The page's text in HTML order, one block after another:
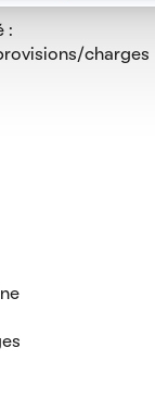
:
charges